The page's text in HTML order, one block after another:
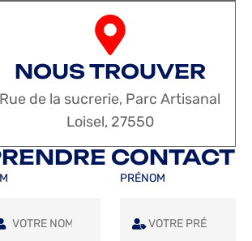
NOUS TROUVER
Rue de la sucrerie, Parc Artisanal
Loisel, 27550
CONTACT
PRÉNOM